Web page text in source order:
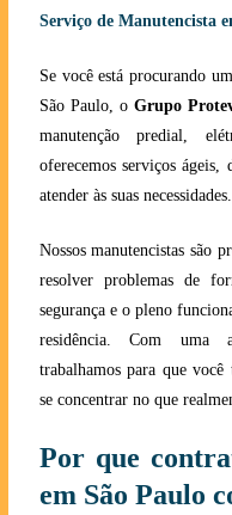
Serviço de Manutencista
Se você está procurando
São Paulo, o Grupo
manutenção predial,
oferecemos serviços ágeis,
atender às suas necessidades.
Nossos manutencistas são
resolver problemas de
segurança e o pleno
residência. Com uma
trabalhamos para que
se concentrar no que
Por que
em São Paulo